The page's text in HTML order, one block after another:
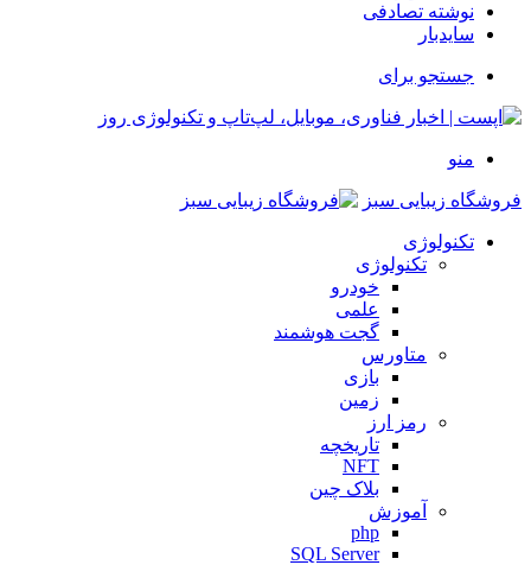
نوشته تصادفی
سایدبار
جستجو برای
منو
فروشگاه زیبایی سبز
تکنولوژی
تکنولوژی
خودرو
علمی
گجت هوشمند
متاورس
بازی
زمین
رمز ارز
تاریخچه
NFT
بلاک چین
آموزش
php
SQL Server